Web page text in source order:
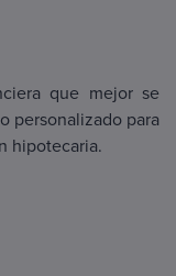
que mejor se
personalizado para
hipotecaria.